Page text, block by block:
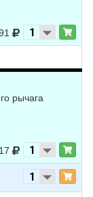
рычага